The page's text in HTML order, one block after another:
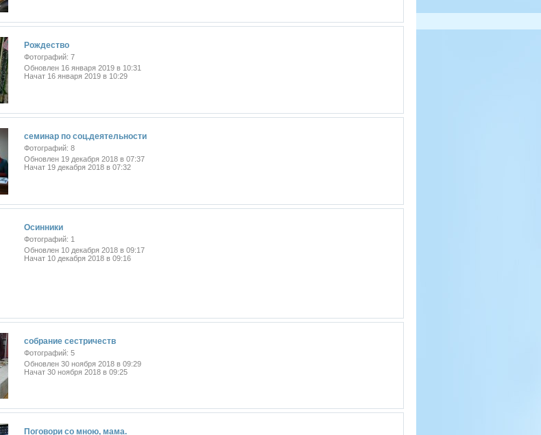
Рождество
Фотографий: 7
Обновлен 16 января 2019 в 10:31
Начат 16 января 2019 в 10:29
семинар по соц.деятельности
Фотографий: 8
Обновлен 19 декабря 2018 в 07:37
Начат 19 декабря 2018 в 07:32
Осинники
Фотографий: 1
Обновлен 10 декабря 2018 в 09:17
Начат 10 декабря 2018 в 09:16
собрание сестричеств
Фотографий: 5
Обновлен 30 ноября 2018 в 09:29
Начат 30 ноября 2018 в 09:25
Поговори со мною, мама.